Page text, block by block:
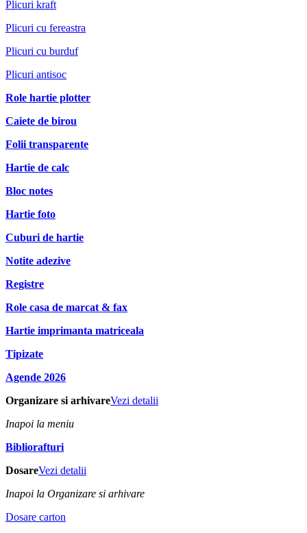
Plicuri kraft
Plicuri cu fereastra
Plicuri cu burduf
Plicuri antisoc
Role hartie plotter
Caiete de birou
Folii transparente
Hartie de calc
Bloc notes
Hartie foto
Cuburi de hartie
Notite adezive
Registre
Role casa de marcat & fax
Hartie imprimanta matriceala
Tipizate
Agende 2026
Organizare si arhivareVezi detalii
Inapoi la meniu
Bibliorafturi
DosareVezi detalii
Inapoi la Organizare si arhivare
Dosare carton